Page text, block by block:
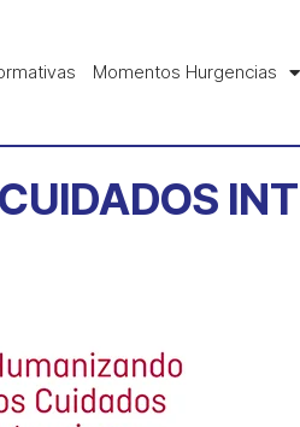
Momentos Hurgencias